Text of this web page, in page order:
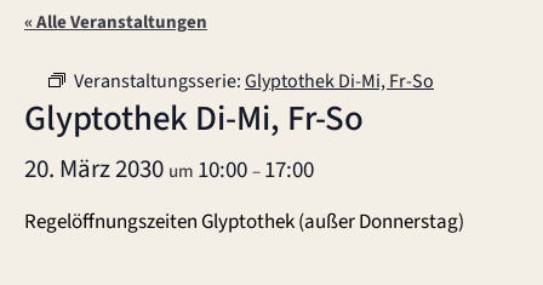
« Alle Veranstaltungen
Veranstaltungsserie:Glyptothek Di-Mi, Fr-So
Glyptothek Di-Mi, Fr-So
20. März 2030 um 10:00–17:00
Regelöffnungszeiten Glyptothek (außer Donnerstag)